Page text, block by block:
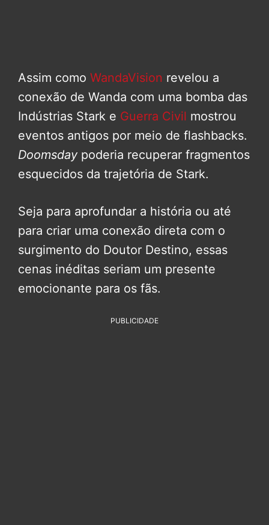
Assim como WandaVision revelou a
conexão de Wanda com uma bomba das
Indústrias Stark e Guerra Civil mostrou
eventos antigos por meio de flashbacks.
Doomsday poderia recuperar fragmentos
esquecidos da trajetória de Stark.
Seja para aprofundar a história ou até
para criar uma conexão direta com o
surgimento do Doutor Destino, essas
cenas inéditas seriam um presente
emocionante para os fãs.
PUBLICIDADE